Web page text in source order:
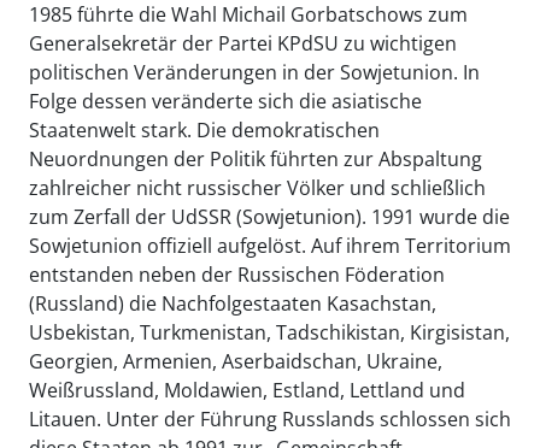
1985 führte die Wahl Michail Gorbatschows zum
Generalsekretär der Partei KPdSU zu wichtigen
politischen Veränderungen in der Sowjetunion. In
Folge dessen veränderte sich die asiatische
Staatenwelt stark. Die demokratischen
Neuordnungen der Politik führten zur Abspaltung
zahlreicher nicht russischer Völker und schließlich
zum Zerfall der UdSSR (Sowjetunion). 1991 wurde die
Sowjetunion offiziell aufgelöst. Auf ihrem Territorium
entstanden neben der Russischen Föderation
(Russland) die Nachfolgestaaten Kasachstan,
Usbekistan, Turkmenistan, Tadschikistan, Kirgisistan,
Georgien, Armenien, Aserbaidschan, Ukraine,
Weißrussland, Moldawien, Estland, Lettland und
Litauen. Unter der Führung Russlands schlossen sich